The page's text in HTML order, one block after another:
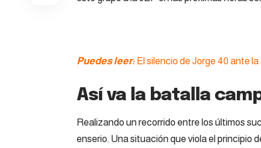
Puedes leer: El silencio de Jorge 40 ante
Así va la batalla
Realizando un recorrido entre los últimos
enserio. Una situación que viola el principio